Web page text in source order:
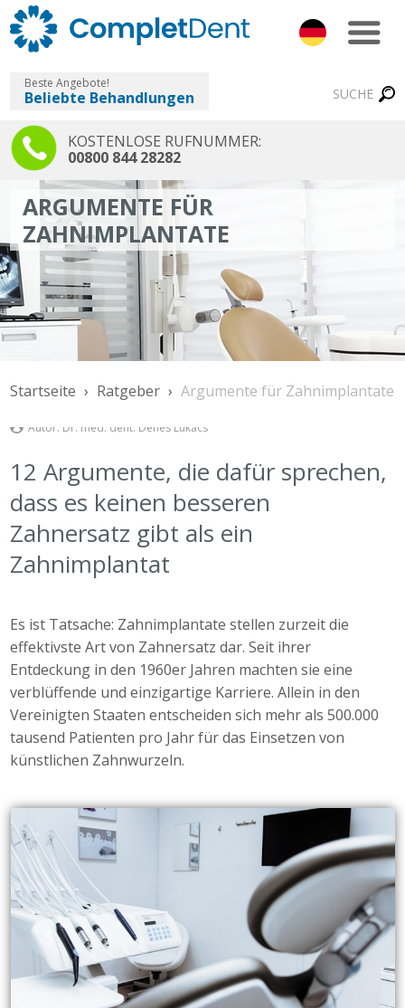
Beste Angebote!
Beliebte Behandlungen SUCHE
KOSTENLOSE RUFNUMMER:
00800 844 28282
ARGUMENTE FÜR
ZAHNIMPLANTATE
Startseite Ratgeber Argumente für Zahnimplantate
Autor: Dr. med. dent. Dénes Lukács
12 Argumente, die dafür sprechen,
dass es keinen besseren
Zahnersatz gibt als ein
Zahnimplantat
Es ist Tatsache: Zahnimplantate stellen zurzeit die
effektivste Art von Zahnersatz dar. Seit ihrer
Entdeckung in den 1960er Jahren machten sie eine
verblüffende und einzigartige Karriere. Allein in den
Vereinigten Staaten entscheiden sich mehr als 500.000
tausend Patienten pro Jahr für das Einsetzen von
künstlichen Zahnwurzeln.